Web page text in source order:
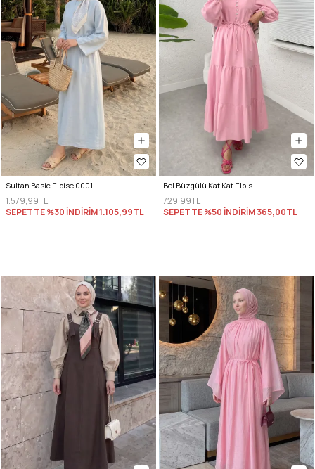
Sultan Basic Elbise 0001 - BEBE MAVİSİ
1.579,99TL
SEPETTE %30 İNDİRİM1.105,99TL
Bel Büzgülü Kat Kat Elbise 2378 - PEMBE
729,99TL
SEPETTE %50 İNDİRİM365,00TL